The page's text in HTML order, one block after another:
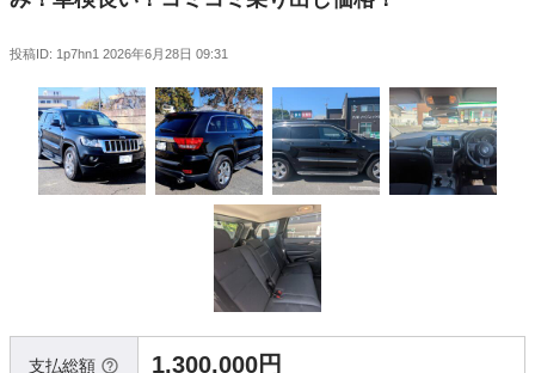
投稿ID: 1p7hn1 2026年6月28日 09:31
支払総額 1,300,000円